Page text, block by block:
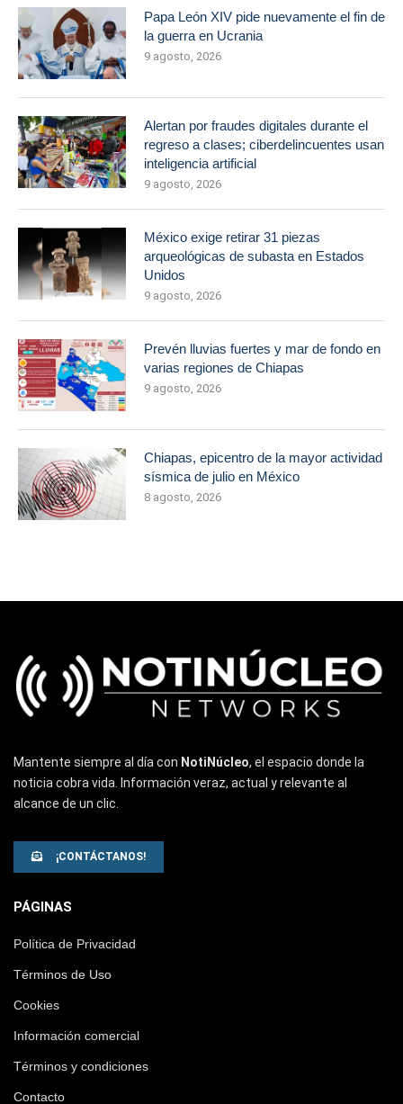
Papa León XIV pide nuevamente el fin de
la guerra en Ucrania
9 agosto, 2026
Alertan por fraudes digitales durante el
regreso a clases; ciberdelincuentes usan
inteligencia artificial
9 agosto, 2026
México exige retirar 31 piezas
arqueológicas de subasta en Estados
Unidos
9 agosto, 2026
Prevén lluvias fuertes y mar de fondo en
varias regiones de Chiapas
9 agosto, 2026
Chiapas, epicentro de la mayor actividad
sísmica de julio en México
8 agosto, 2026
Mantente siempre al día con NotiNúcleo, el espacio donde la
noticia cobra vida. Información veraz, actual y relevante al
alcance de un clic.
¡CONTÁCTANOS!
PÁGINAS
Política de Privacidad
Términos de Uso
Cookies
Información comercial
Términos y condiciones
Contacto